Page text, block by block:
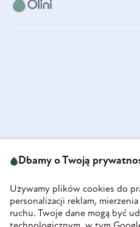
58-160 Świebodzice
REGON 890213034
INFORMACJE
Dbamy o Twoją
Używamy plików cookies do
personalizacji reklam,
ruchu. Twoje dane mogą być